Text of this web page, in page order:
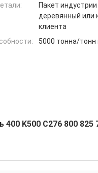
Пакет
деревянный или
клиента
5000 тонна/
K500 C276 800 825